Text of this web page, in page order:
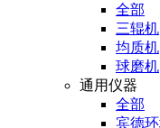
全部
三辊机
均质机
球磨机
通用仪器
全部
宾德